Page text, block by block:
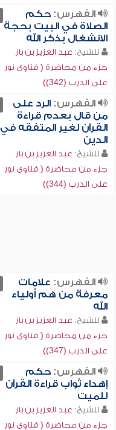
الفهرس:حكم
الصلاة في البيت بحجة
الانشغال بذكر الله
للشيخ: عبد العزيز بن باز
جزء من محاضرة ( فتاوى نور
على الدرب (342))
الفهرس:الرد على
من قال بعدم قراءة
القرآن لغير المتفقه في
الدين
للشيخ: عبد العزيز بن باز
جزء من محاضرة ( فتاوى نور
على الدرب (344))
الفهرس: علامات
معرفة من هم أولياء
الله
للشيخ: عبد العزيز بن باز
جزء من محاضرة ( فتاوى نور
على الدرب (347))
الفهرس:حكم
إهداء ثواب قراءة القرآن
للميت
للشيخ: عبد العزيز بن باز
جزء من محاضرة ( فتاوى نور